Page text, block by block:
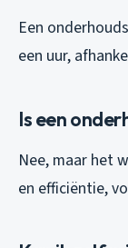
Een
een uur,
Is een
Nee, maar het
en efficiëntie,